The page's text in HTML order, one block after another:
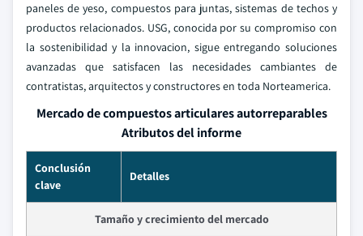
paneles de yeso, compuestos para juntas, sistemas de techos y
productos relacionados. USG, conocida por su compromiso con
la sostenibilidad y la innovacion, sigue entregando soluciones
avanzadas que satisfacen las necesidades cambiantes de
contratistas, arquitectos y constructores en toda Norteamerica.
Mercado de compuestos articulares autorreparables
Atributos del informe
Conclusión
clave
Detalles
Tamaño y crecimiento del mercado